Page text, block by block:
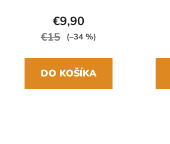
€9,90
€15 (–34 %)
DO KOŠÍKA